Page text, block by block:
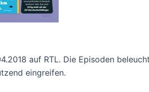
auf RTL. Die Episoden
eingreifen.